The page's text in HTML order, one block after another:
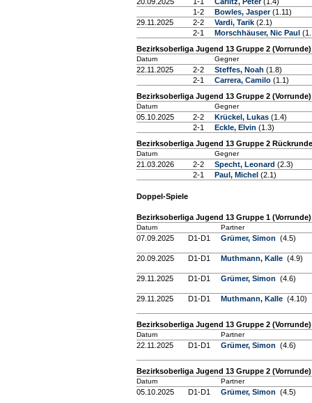
1-2
Bowles, Jasper(1.11)
29.11.2025
2-2 Vardi, Tarik (2.1)
2-1
Morschhäuser, Nic Paul
Bezirksoberliga Jugend 13 Gruppe 2 (Vorrunde)
Datum Gegner
22.11.2025 2-2 Steffes, Noah (1.8)
2-1
Carrera, Camilo (1.1)
Bezirksoberliga Jugend 13 Gruppe 2 (Vorrunde)
Datum Gegner
05.10.2025 2-2 Krückel, Lukas (1.4)
2-1
Eckle, Elvin (1.3)
Bezirksoberliga Jugend 13 Gruppe 2
Datum Gegner
21.03.2026 2-2 Specht, Leonard (2.3)
2-1
Paul, Michel (2.1)
Doppel-Spiele
Bezirksoberliga Jugend 13 Gruppe 1 (Vorrunde)
Datum Partner
07.09.2025 D1-D1 Grümer, Simon (4.5)
20.09.2025 D1-D1 Muthmann, Kalle (4.9)
29.11.2025 D1-D1 Grümer, Simon (4.6)
29.11.2025 D1-D1 Muthmann, Kalle (4.10)
Bezirksoberliga Jugend 13 Gruppe 2 (Vorrunde)
Datum Partner
22.11.2025 D1-D1 Grümer, Simon (4.6)
Bezirksoberliga Jugend 13 Gruppe 2 (Vorrunde)
Datum Partner
05.10.2025 D1-D1 Grümer, Simon (4.5)